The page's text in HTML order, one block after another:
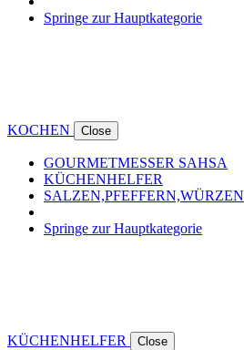
Springe zur Hauptkategorie
KOCHEN Close
GOURMETMESSER SAHSA
KÜCHENHELFER
SALZEN,PFEFFERN,WÜRZEN
Springe zur Hauptkategorie
KÜCHENHELFER Close